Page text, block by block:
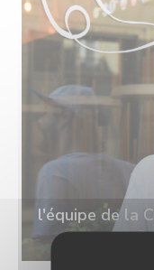
l'équipe de la
©